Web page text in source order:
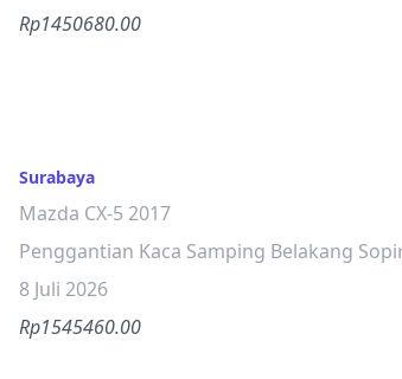
Rp1450680.00
Surabaya
Mazda CX-5 2017
Penggantian Kaca Samping Belakang
8 Juli 2026
Rp1545460.00